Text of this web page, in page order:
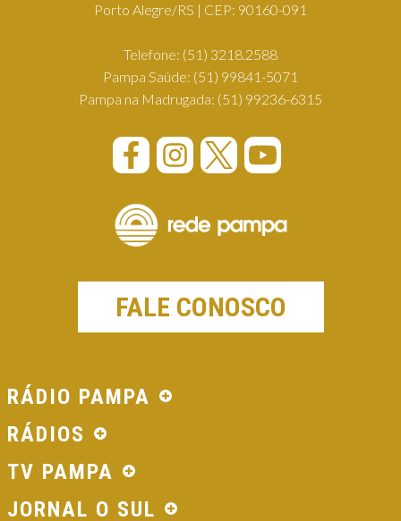
Porto Alegre/RS | CEP: 90160-091
Telefone: (51) 3218.2588
Pampa Saúde: (51) 99841-5071
Pampa na Madrugada: (51) 99236-6315
FALE CONOSCO
RÁDIO PAMPA
RÁDIOS
TV PAMPA
JORNAL O SUL